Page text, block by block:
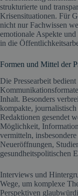
strukturierte und
Krisensituationen. Für
nicht nur Fachwissen
emotionale Aspekte
in die
Formen und Mittel der
Die Pressearbeit
Inhalt. Besonders
kompakte,
Redaktionen gesendet
Möglichkeit,
vermitteln,
Neueröffnungen,
gesundheitspolitischen
Interviews und
Wege, um komplexe
Perspektiven